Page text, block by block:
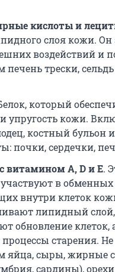
кислоты и
слоя кожи.
воздействий и
печень трески,
который
упругость кожи.
костный бульон и
почки, сердечки,
витамином А, D и Е.
в обменных
внутри клеток
липидный слой,
обновление клеток,
старения. Не
яйца, сыры, жирные
сардины),